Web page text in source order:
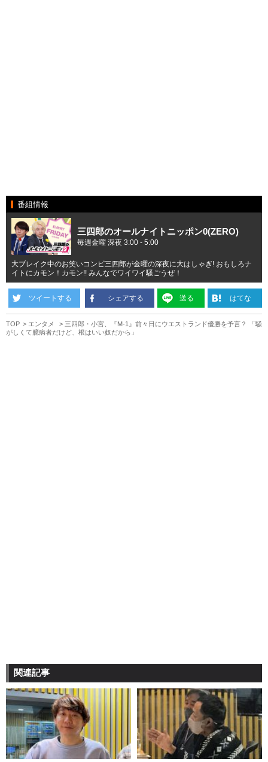
番組情報
三四郎のオールナイトニッポン0(ZERO)
毎週金曜 深夜 3:00 - 5:00
大ブレイク中のお笑いコンビ三四郎が金曜の深夜に大はしゃぎ! おもしろナ
イトにカモン！カモン!! みんなでワイワイ騒ごうぜ！
ツイートする シェアする 送る はてな
TOP エンタメ
三四郎・小宮、『M-1』前々日にウエストランド優勝を予言？ 「騒
がしくて臆病者だけど、根はいい奴だから」
関連記事